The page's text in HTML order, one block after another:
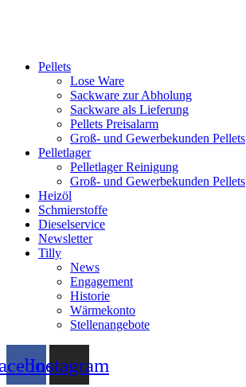
Pellets
Lose Ware
Sackware zur Abholung
Sackware als Lieferung
Pellets Preisalarm
Groß- und Gewerbekunden Pellets
Pelletlager
Pelletlager Reinigung
Groß- und Gewerbekunden Pellets
Heizöl
Schmierstoffe
Dieselservice
Newsletter
Tilly
News
Engagement
Historie
Wärmekonto
Stellenangebote
Instagram